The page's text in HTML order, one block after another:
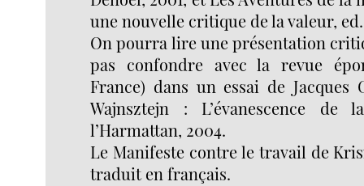
une nouvelle critique de la valeur,
On pourra lire une présentation
pas confondre avec la revue
France) dans un essai de Jacques
Wajnsztejn : L’évanescence de
l’Harmattan, 2004.
Le Manifeste contre le travail de
traduit en français.